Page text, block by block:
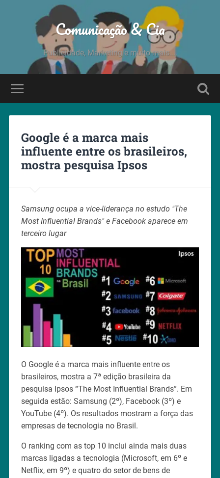
Comunicação & Cia
Publicidade, Marketing e muito mais....
Google é a marca mais
influente entre os brasileiros,
mostra pesquisa Ipsos
Samsung ocupa a vice-liderança no estudo "The
Most Influential Brands" e Facebook aparece em
terceiro lugar
O Google é a marca mais influente entre os
brasileiros, mostra a 7ª edição brasileira da
pesquisa Ipsos “The Most Influential Brands”. Em
seguida estão: Samsung (2º), Facebook (3º) e
YouTube (4º). Os resultados mostram a força das
empresas de tecnologia no Brasil.
O ranking com as top 10 inclui ainda mais duas
marcas ligadas a tecnologia (Microsoft, em 6º e
Netflix, em 9º) e quatro do setor de bens de